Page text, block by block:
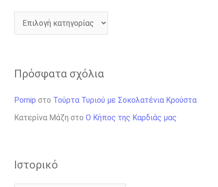
Πρόσφατα σχόλια
Pornip στο Τούρτα Τυριού με Σοκολατένια Κρούστα
Κατερίνα Μάζη στο Ο Κήπος της Καρδιάς μας
Ιστορικό